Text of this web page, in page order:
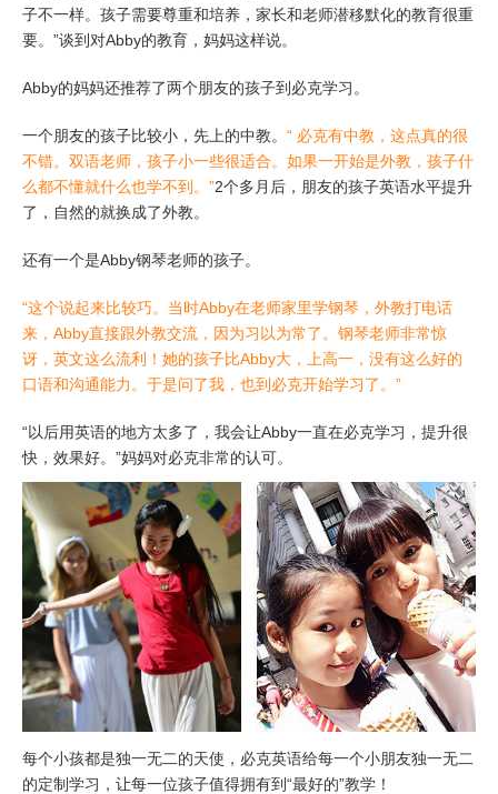
子不一样。孩子需要尊重和培养，家长和老师潜移默化的教育很重
要。”谈到对Abby的教育，妈妈这样说。
Abby的妈妈还推荐了两个朋友的孩子到必克学习。
一个朋友的孩子比较小，先上的中教。 “ 必克有中教，这点真的很
不错。双语老师，孩子小一些很适合。如果一开始是外教，孩子什
么都不懂就什么也学不到。”2个多月后，朋友的孩子英语水平提升
了，自然的就换成了外教。
还有一个是Abby钢琴老师的孩子。
“这个说起来比较巧。当时Abby在老师家里学钢琴，外教打电话
来，Abby直接跟外教交流，因为习以为常了。钢琴老师非常惊
讶，英文这么流利！她的孩子比Abby大，上高一，没有这么好的
口语和沟通能力。于是问了我，也到必克开始学习了。”
“以后用英语的地方太多了，我会让Abby一直在必克学习，提升很
快，效果好。”妈妈对必克非常的认可。
每个小孩都是独一无二的天使，必克英语给每一个小朋友独一无二
的定制学习，让每一位孩子值得拥有到“最好的”教学！